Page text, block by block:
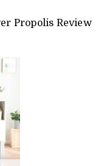
Propolis Review